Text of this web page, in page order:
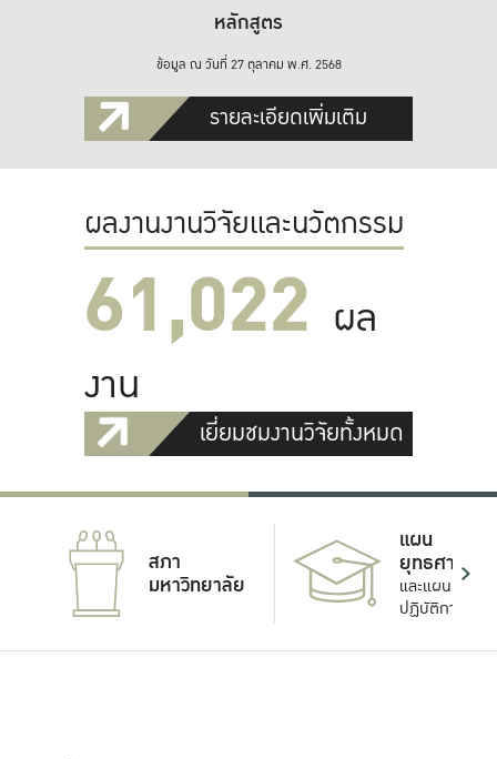
หลักสูตร
ข้อมูล ณ วันที่ 27 ตุลาคม พ.ศ. 2568
รายละเอียดเพิ่มเติม
ผลงานงานวิจัยและนวัตกรรม
61,022 ผล
งาน
เยี่ยมชมงานวิจัยทั้งหมด
สภา
มหาวิทยาลัย
แผน
ยุทธศาสตร์
และแผน
ปฏิบัติการ